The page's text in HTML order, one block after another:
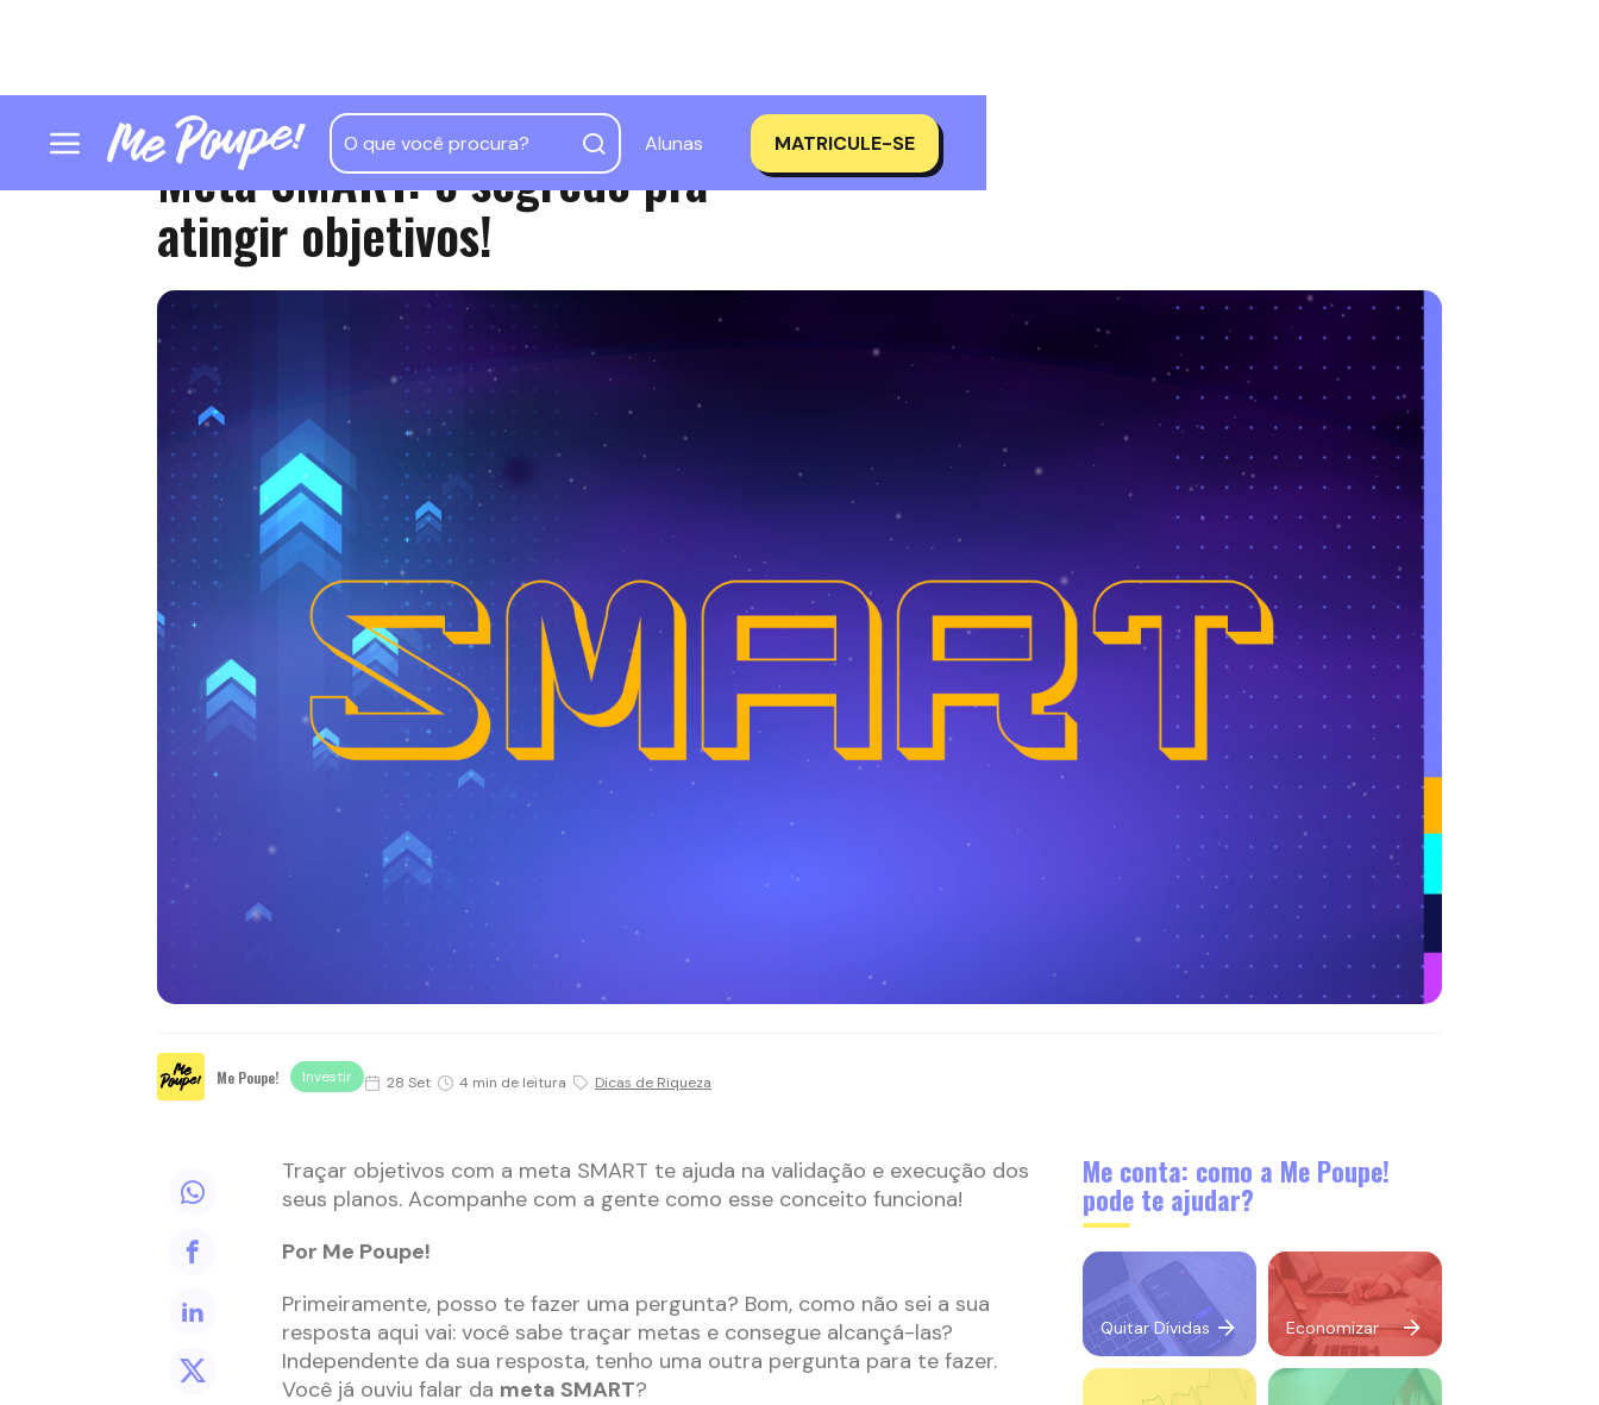
Alunas MATRICULE-SE
Meta SMART: o segredo pra
atingir objetivos!
Me Poupe! Investir 28 Set 4 min de leitura Dicas de Riqueza
Traçar objetivos com a meta SMART te ajuda na validação e execução dos
seus planos. Acompanhe com a gente como esse conceito funciona!
Por Me Poupe!
Primeiramente, posso te fazer uma pergunta? Bom, como não sei a sua
resposta aqui vai: você sabe traçar metas e consegue alcançá-las?
Independente da sua resposta, tenho uma outra pergunta para te fazer.
Você já ouviu falar da meta SMART?
Me conta: como a Me Poupe!
pode te ajudar?
Quitar Dívidas Economizar